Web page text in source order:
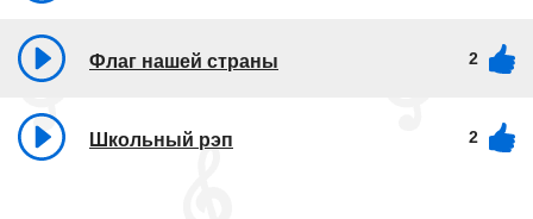
Флаг нашей страны 2
Школьный рэп 2